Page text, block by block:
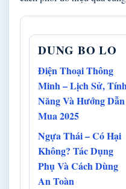
DUNG BO LO
Điện Thoại Thông
Minh – Lịch Sử,
Năng Và Hướng Dẫn
Mua 2025
Ngựa Thái – Có Hại
Không? Tác Dụng
Phụ Và Cách Dùng
An Toàn